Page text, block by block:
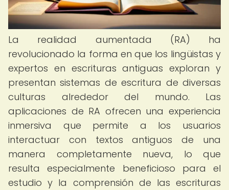
La realidad aumentada (RA) ha
revolucionado la forma en que los lingüistas y
expertos en escrituras antiguas exploran y
presentan sistemas de escritura de diversas
culturas alrededor del mundo. Las
aplicaciones de RA ofrecen una experiencia
inmersiva que permite a los usuarios
interactuar con textos antiguos de una
manera completamente nueva, lo que
resulta especialmente beneficioso para el
estudio y la comprensión de las escrituras